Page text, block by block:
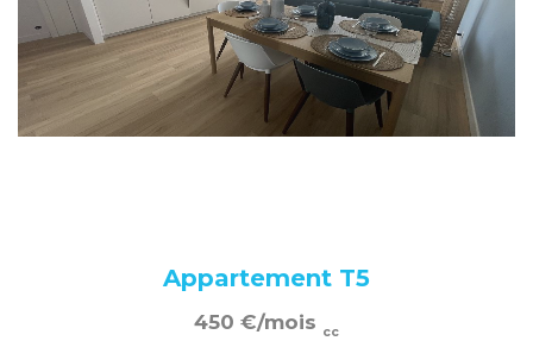
Appartement T5
450 €/mois cc